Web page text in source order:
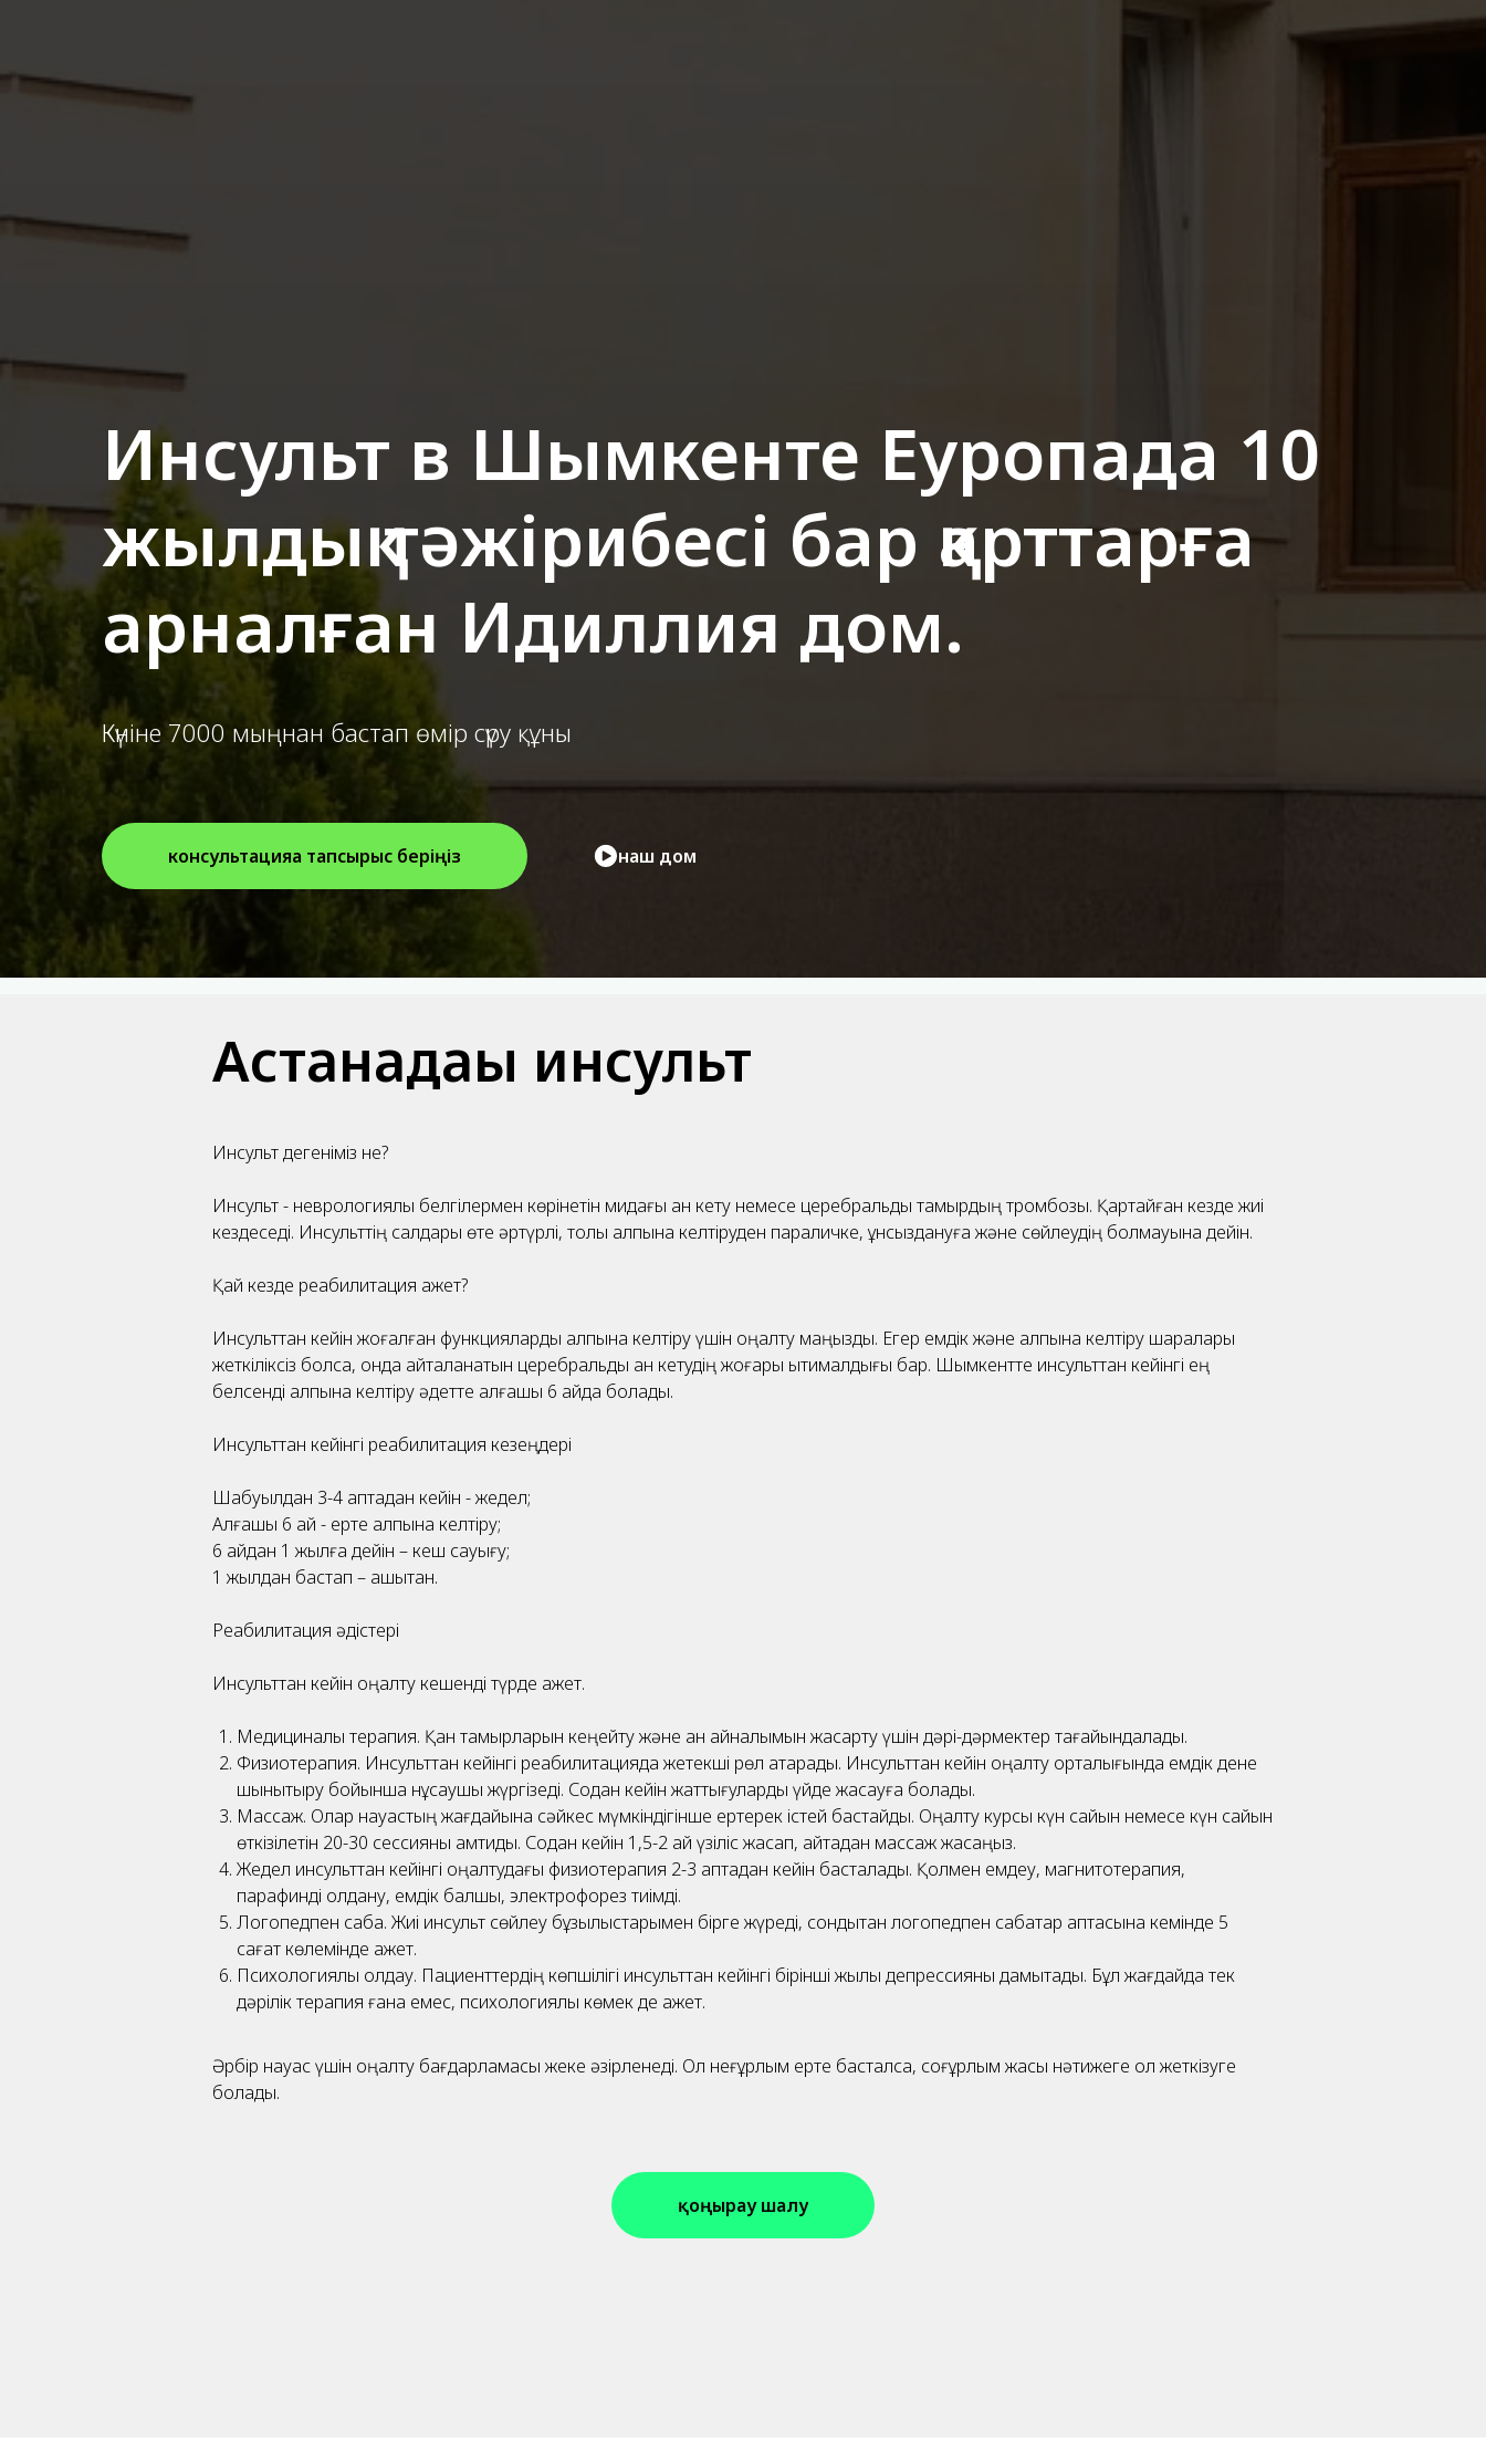
Инсульт в Шымкенте Еуропада 10
жылдық тәжірибесі бар қарттарға
арналған Идиллия дом.
Күніне 7000 мыңнан бастап өмір сүру құны
консультацияға тапсырыс беріңіз наш дом
Астанадағы инсульт
Инсульт дегеніміз не?
Инсульт - неврологиялық белгілермен көрінетін мидағы қан кету немесе церебральды тамырдың тромбозы. Қартайған кезде жиі
кездеседі. Инсульттің салдары өте әртүрлі, толық қалпына келтіруден параличке, құнсыздануға және сөйлеудің болмауына дейін.
Қай кезде реабилитация қажет?
Инсульттан кейін жоғалған функцияларды қалпына келтіру үшін оңалту маңызды. Егер емдік және қалпына келтіру шаралары
жеткіліксіз болса, онда қайталанатын церебральды қан кетудің жоғары ықтималдығы бар. Шымкентте инсульттан кейінгі ең
белсенді қалпына келтіру әдетте алғашқы 6 айда болады.
Инсульттан кейінгі реабилитация кезеңдері
Шабуылдан 3-4 аптадан кейін - жедел;
Алғашқы 6 ай - ерте қалпына келтіру;
6 айдан 1 жылға дейін – кеш сауығу;
1 жылдан бастап – қашықтан.
Реабилитация әдістері
Инсульттан кейін оңалту кешенді түрде қажет.
Медициналық терапия. Қан тамырларын кеңейту және қан айналымын жақсарту үшін дәрі-дәрмектер тағайындалады.
Физиотерапия. Инсульттан кейінгі реабилитацияда жетекші рөл атқарады. Инсульттан кейін оңалту орталығында емдік дене
шынықтыру бойынша нұсқаушы жүргізеді. Содан кейін жаттығуларды үйде жасауға болады.
Массаж. Олар науқастың жағдайына сәйкес мүмкіндігінше ертерек істей бастайды. Оңалту курсы күн сайын немесе күн сайын
өткізілетін 20-30 сессияны қамтиды. Содан кейін 1,5-2 ай үзіліс жасап, қайтадан массаж жасаңыз.
Жедел инсульттан кейінгі оңалтудағы физиотерапия 2-3 аптадан кейін басталады. Қолмен емдеу, магнитотерапия,
парафинді қолдану, емдік балшық, электрофорез тиімді.
Логопедпен сабақ. Жиі инсульт сөйлеу бұзылыстарымен бірге жүреді, сондықтан логопедпен сабақтар аптасына кемінде 5
сағат көлемінде қажет.
Психологиялық қолдау. Пациенттердің көпшілігі инсульттан кейінгі бірінші жылы депрессияны дамытады. Бұл жағдайда тек
дәрілік терапия ғана емес, психологиялық көмек де қажет.
Әрбір науқас үшін оңалту бағдарламасы жеке әзірленеді. Ол неғұрлым ерте басталса, соғұрлым жақсы нәтижеге қол жеткізуге
болады.
қоңырау шалу